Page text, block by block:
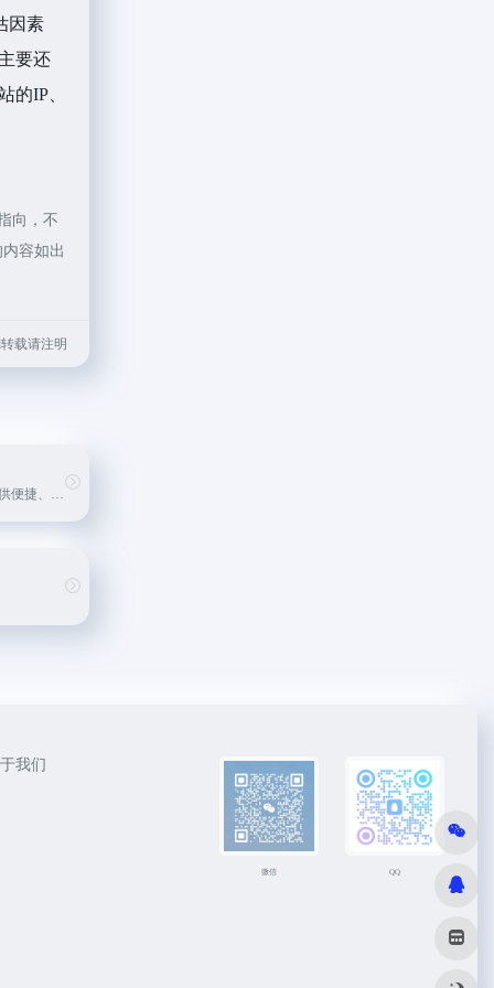
因素
要还
的IP、
向，不
容如出
载请注明
致力于为开发者提供便捷、免费、稳定、快速的免费API数据接口服务。
我们
微信 QQ